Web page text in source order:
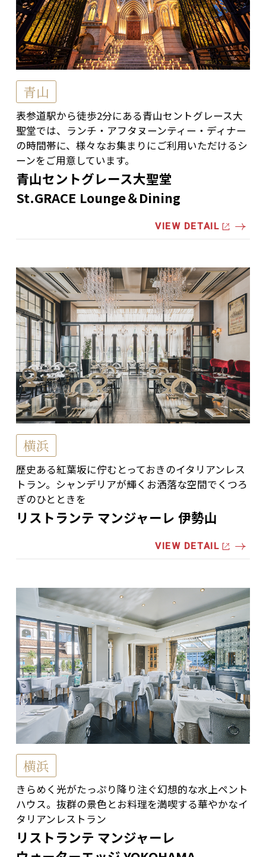
青山
表参道駅から徒歩2分にある青山セントグレース大
聖堂では、ランチ・アフタヌーンティー・ディナー
の時間帯に、様々なお集まりにご利用いただけるシ
ーンをご用意しています。
青山セントグレース大聖堂
St.GRACE Lounge＆Dining
VIEW DETAIL
横浜
歴史ある紅葉坂に佇むとっておきのイタリアンレス
トラン。シャンデリアが輝くお洒落な空間でくつろ
ぎのひとときを
リストランテ マンジャーレ 伊勢山
VIEW DETAIL
横浜
きらめく光がたっぷり降り注ぐ幻想的な水上ペント
ハウス。抜群の景色とお料理を満喫する華やかなイ
タリアンレストラン
リストランテ マンジャーレ